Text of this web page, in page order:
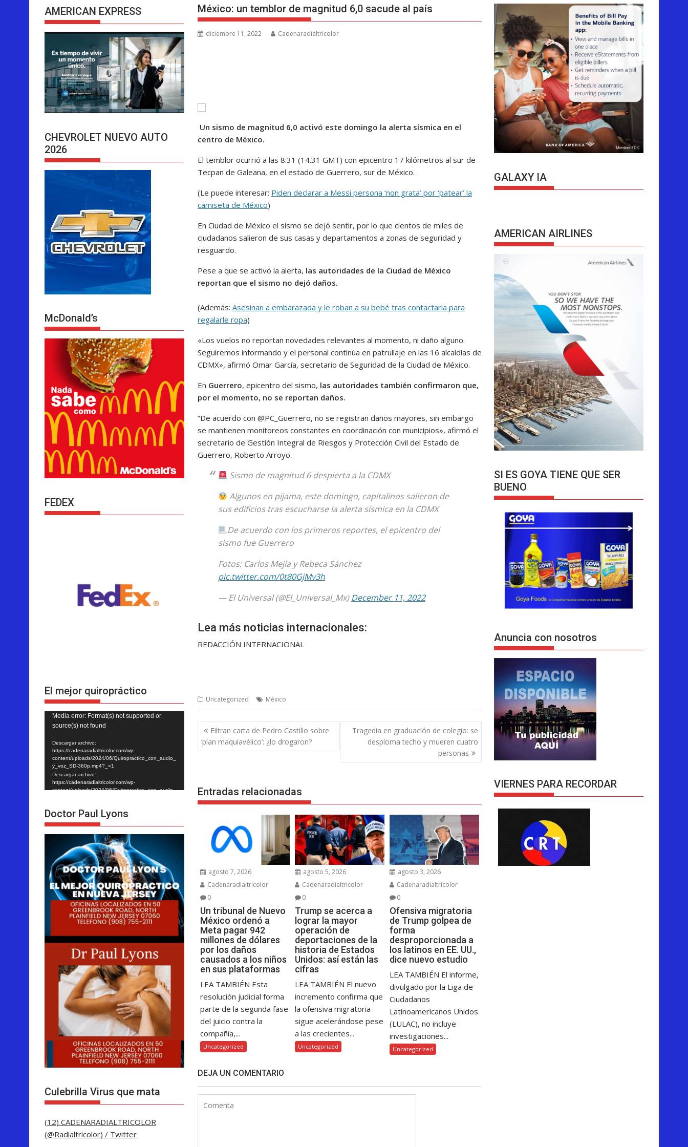
México: un temblor de magnitud 6,0 sacude al país
diciembre 11, 2022 Cadenaradialtricolor
Un sismo de magnitud 6,0 activó este domingo la alerta sísmica en el
centro de México.
El temblor ocurrió a las 8:31 (14.31 GMT) con epicentro 17 kilómetros al sur de
Tecpan de Galeana, en el estado de Guerrero, sur de México.
(Le puede interesar: Piden declarar a Messi persona ‘non grata’ por ‘patear’ la
camiseta de México)
En Ciudad de México el sismo se dejó sentir, por lo que cientos de miles de
ciudadanos salieron de sus casas y departamentos a zonas de seguridad y
resguardo.
Pese a que se activó la alerta, las autoridades de la Ciudad de México
reportan que el sismo no dejó daños.
(Además: Asesinan a embarazada y le roban a su bebé tras contactarla para
regalarle ropa)
«Los vuelos no reportan novedades relevantes al momento, ni daño alguno.
Seguiremos informando y el personal continúa en patrullaje en las 16 alcaldías de
CDMX», afirmó Omar García, secretario de Seguridad de la Ciudad de México.
En Guerrero, epicentro del sismo, las autoridades también confirmaron que,
por el momento, no se reportan daños.
“De acuerdo con @PC_Guerrero, no se registran daños mayores, sin embargo
se mantienen monitoreos constantes en coordinación con municipios», afirmó el
secretario de Gestión Integral de Riesgos y Protección Civil del Estado de
Guerrero, Roberto Arroyo.
Sismo de magnitud 6 despierta a la CDMX
Algunos en pijama, este domingo, capitalinos salieron de
sus edificios tras escucharse la alerta sísmica en la CDMX
De acuerdo con los primeros reportes, el epicentro del
sismo fue Guerrero
Fotos: Carlos Mejía y Rebeca Sánchez
pic.twitter.com/0t80GjMv3h
— El Universal (@El_Universal_Mx)December 11, 2022
Lea más noticias internacionales:
REDACCIÓN INTERNACIONAL
Uncategorized México
Navegación
de
entradas
Filtran carta de Pedro Castillo sobre
‘plan maquiavélico’: ¿lo drogaron?
Tragedia en graduación de colegio: se
desploma techo y mueren cuatro
personas
Entradas relacionadas
agosto 7, 2026
Cadenaradialtricolor
0
Un tribunal de Nuevo
México ordenó a
Meta pagar 942
millones de dólares
por los daños
causados a los niños
en sus plataformas
LEA TAMBIÉN Esta
resolución judicial forma
parte de la segunda fase
del juicio contra la
compañía,...
Uncategorized
agosto 5, 2026
Cadenaradialtricolor
0
Trump se acerca a
lograr la mayor
operación de
deportaciones de la
historia de Estados
Unidos: así están las
cifras
LEA TAMBIÉN El nuevo
incremento confirma que
la ofensiva migratoria
sigue acelerándose pese
a las crecientes...
Uncategorized
agosto 3, 2026
Cadenaradialtricolor
0
Ofensiva migratoria
de Trump golpea de
forma
desproporcionada a
los latinos en EE. UU.,
dice nuevo estudio
LEA TAMBIÉN El informe,
divulgado por la Liga de
Ciudadanos
Latinoamericanos Unidos
(LULAC), no incluye
investigaciones...
Uncategorized
DEJA UN COMENTARIO
AMERICAN EXPRESS
CHEVROLET NUEVO AUTO
2026
McDonald’s
FEDEX
El mejor quiropráctico
Reproductor
de
vídeo
Media error: Format(s) not supported or
source(s) not found
Descargar archivo:
https://cadenaradialtricolor.com/wp-
content/uploads/2024/06/Quiropractico_con_audio_
y_voz_SD-360p.mp4?_=1
Descargar archivo:
https://cadenaradialtricolor.com/wp-
content/uploads/2024/06/Quiropractico_con_audio_
Doctor Paul Lyons
Culebrilla Virus que mata
(12) CADENARADIALTRICOLOR
(@Radialtricolor) / Twitter
GALAXY IA
AMERICAN AIRLINES
SI ES GOYA TIENE QUE SER
BUENO
Anuncia con nosotros
VIERNES PARA RECORDAR